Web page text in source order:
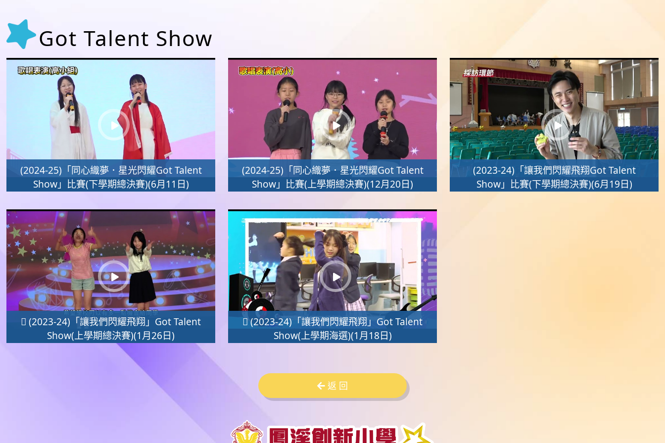
Got Talent Show
(2024-25)「同心織夢．星光閃耀Got Talent
Show」比賽(下學期總決賽)(6月11日)
(2024-25)「同心織夢．星光閃耀Got Talent
Show」比賽(上學期總決賽)(12月20日)
(2023-24)「讓我們閃耀飛翔Got Talent
Show」比賽(下學期總決賽)(6月19日)
 (2023-24)「讓我們閃耀飛翔」Got Talent
Show(上學期總決賽)(1月26日)
 (2023-24)「讓我們閃耀飛翔」Got Talent
Show(上學期海選)(1月18日)
返 回